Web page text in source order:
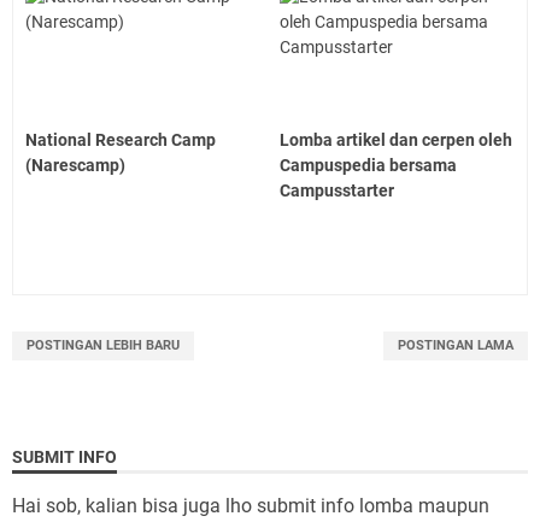
National Research Camp
(Narescamp)
Lomba artikel dan cerpen oleh
Campuspedia bersama
Campusstarter
POSTINGAN LEBIH BARU POSTINGAN LAMA
SUBMIT INFO
Hai sob, kalian bisa juga lho submit info lomba maupun